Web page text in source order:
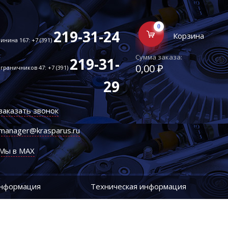
167: +7 (391)219-31-24
47: +7 (391)219-31-
29
звонок
в MAX
0
Корзина
Сумма заказа:
0,00 ₽
Техническая информация